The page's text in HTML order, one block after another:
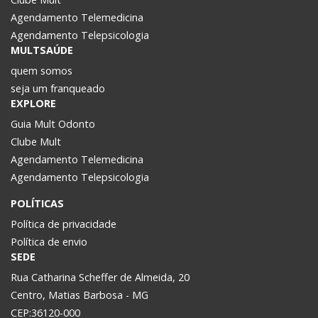
Agendamento Telemedicina
Agendamento Telepsicologia
MULTSAÚDE
quem somos
seja um franqueado
EXPLORE
Guia Mult Odonto
Clube Mult
Agendamento Telemedicina
Agendamento Telepsicologia
POLÍTICAS
Política de privacidade
Política de envio
SEDE
Rua Catharina Scheffer de Almeida, 20
Centro, Matias Barbosa - MG
CEP:36120-000